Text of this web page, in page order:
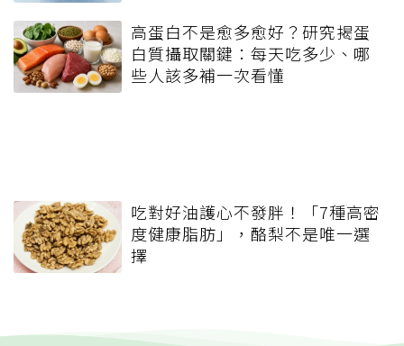
高蛋白不是愈多愈好？研究揭蛋
白質攝取關鍵：每天吃多少、哪
些人該多補一次看懂
吃對好油護心不發胖！「7種高密
度健康脂肪」，酪梨不是唯一選
擇